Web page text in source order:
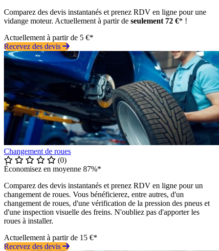
Comparez des devis instantanés et prenez RDV en ligne pour une
vidange moteur. Actuellement à partir de seulement 72 €* !
Actuellement à partir de 5 €*
Recevez des devis
Changement de roues
(0)
Économisez en moyenne 87%*
Comparez des devis instantanés et prenez RDV en ligne pour un
changement de roues. Vous bénéficierez, entre autres, d'un
changement de roues, d'une vérification de la pression des pneus et
d'une inspection visuelle des freins. N'oubliez pas d'apporter les
roues à installer.
Actuellement à partir de 15 €*
Recevez des devis